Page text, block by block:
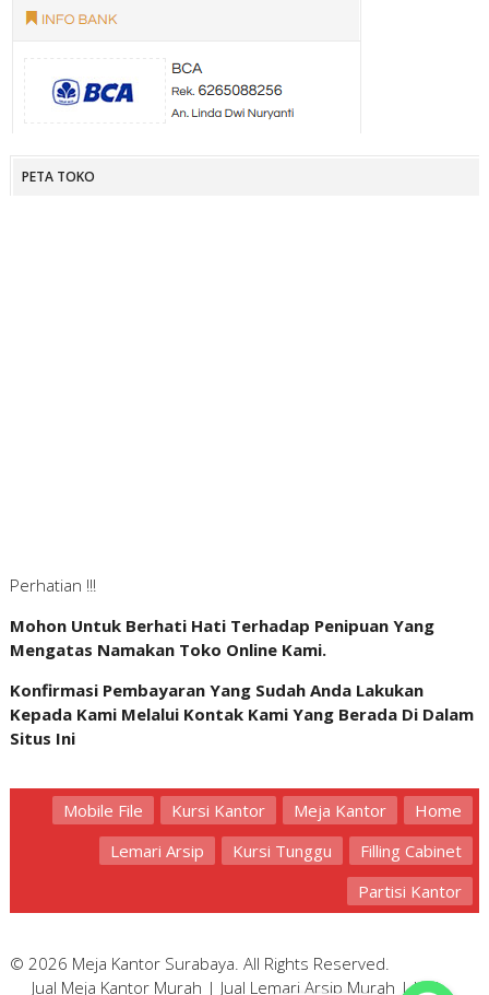
PETA TOKO
Perhatian !!!
Mohon Untuk Berhati Hati Terhadap Penipuan Yang
Mengatas Namakan Toko Online Kami.
Konfirmasi Pembayaran Yang Sudah Anda Lakukan
Kepada Kami Melalui Kontak Kami Yang Berada Di Dalam
Situs Ini
Home
Meja Kantor
Kursi Kantor
Mobile File
Filling Cabinet
Kursi Tunggu
Lemari Arsip
Partisi Kantor
© 2026 Meja Kantor Surabaya. All Rights Reserved.
Jual Meja Kantor Murah | Jual Lemari Arsip Murah |Jual